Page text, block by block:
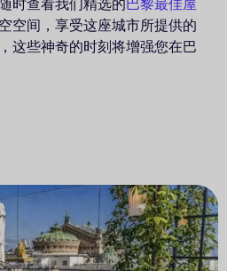
时查看我们精选的巴黎最佳屋
空间，享受这座城市所提供的
这些神奇的时刻将增强您在巴